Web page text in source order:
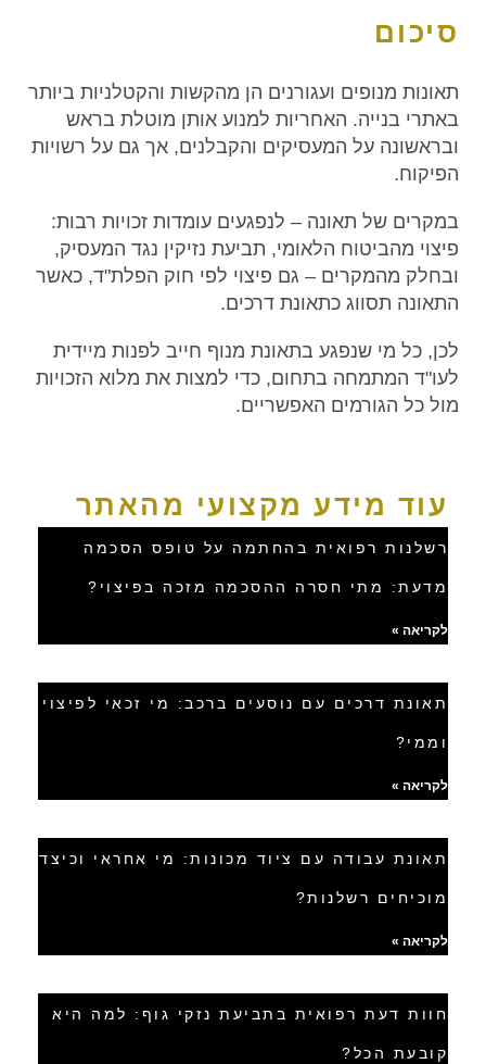
סיכום
תאונות מנופים ועגורנים הן מהקשות והקטלניות ביותר
באתרי בנייה. האחריות למנוע אותן מוטלת בראש
ובראשונה על המעסיקים והקבלנים, אך גם על רשויות
הפיקוח.
במקרים של תאונה – לנפגעים עומדות זכויות רבות:
פיצוי מהביטוח הלאומי, תביעת נזיקין נגד המעסיק,
ובחלק מהמקרים – גם פיצוי לפי חוק הפלת"ד, כאשר
התאונה תסווג כתאונת דרכים.
לכן, כל מי שנפגע בתאונת מנוף חייב לפנות מיידית
לעו"ד המתמחה בתחום, כדי למצות את מלוא הזכויות
מול כל הגורמים האפשריים.
עוד מידע מקצועי מהאתר
רשלנות רפואית בהחתמה על טופס הסכמה
מדעת: מתי חסרה ההסכמה מזכה בפיצוי?
לקריאה »
תאונת דרכים עם נוסעים ברכב: מי זכאי לפיצוי
וממי?
לקריאה »
תאונת עבודה עם ציוד מכונות: מי אחראי וכיצד
מוכיחים רשלנות?
לקריאה »
חוות דעת רפואית בתביעת נזקי גוף: למה היא
קובעת הכל?